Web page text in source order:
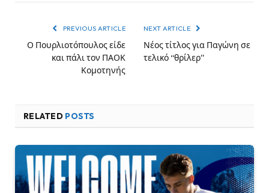
PREVIOUS ARTICLE
Ο Πουρλιοτόπουλος είδε
και πάλι τον ΠΑΟΚ
Κομοτηνής
NEXT ARTICLE
Νέος τίτλος για Παγώνη σε
τελικό “θρίλερ”
RELATED POSTS